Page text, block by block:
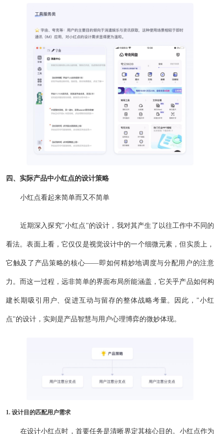
四、实际产品中小红点的设计策略
小红点看起来简单而又不简单
近期深入探究"小红点"的设计，我对其产生了以往工作中不同的
看法。表面上看，它仅仅是视觉设计中的一个细微元素，但实质上，
它触及了产品策略的核心——即如何精妙地调度与分配用户的注意
力。而这一过程，远非简单的界面布局所能涵盖，它关乎产品如何构
建长期吸引用户、促进互动与留存的整体战略考量。因此，"小红
点"的设计，实则是产品智慧与用户心理博弈的微妙体现。
1. 设计目的匹配用户需求
在设计小红点时，首要任务是清晰界定其核心目的。小红点作为